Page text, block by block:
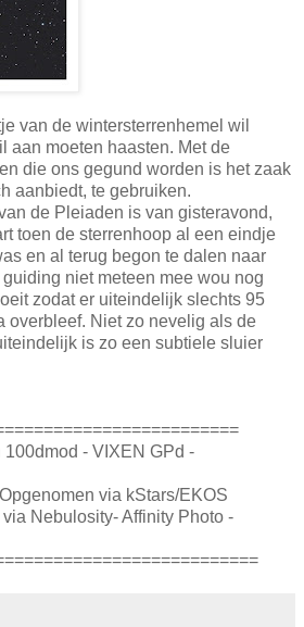
van de wintersterrenhemel wil
aan moeten haasten. Met de
die ons gegund worden is het zaak
aanbiedt, te gebruiken.
de Pleiaden is van gisteravond,
toen de sterrenhoop al een eindje
en al terug begon te dalen naar
niet meteen mee wou nog
zodat er uiteindelijk slechts 95
overbleef. Niet zo nevelig als de
is zo een subtiele sluier
- VIXEN GPd -
via kStars/EKOS
Nebulosity- Affinity Photo -